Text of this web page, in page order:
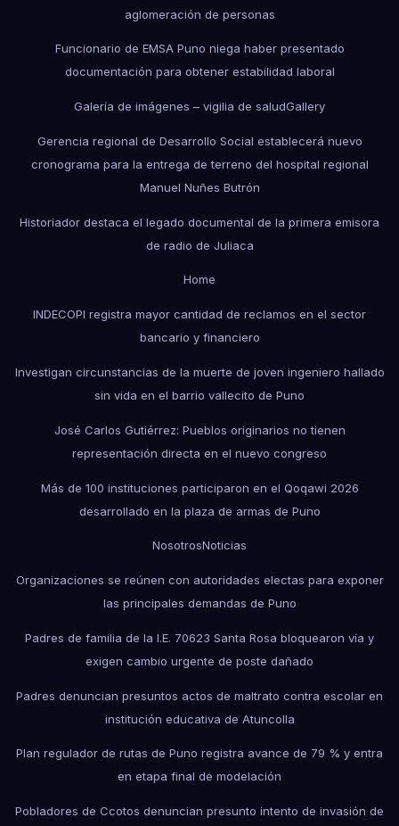
aglomeración de personas
Funcionario de EMSA Puno niega haber presentado
documentación para obtener estabilidad laboral
Galería de imágenes – vigilia de saludGallery
Gerencia regional de Desarrollo Social establecerá nuevo
cronograma para la entrega de terreno del hospital regional
Manuel Nuñes Butrón
Historiador destaca el legado documental de la primera emisora
de radio de Juliaca
Home
INDECOPI registra mayor cantidad de reclamos en el sector
bancario y financiero
Investigan circunstancias de la muerte de joven ingeniero hallado
sin vida en el barrio vallecito de Puno
José Carlos Gutiérrez: Pueblos originarios no tienen
representación directa en el nuevo congreso
Más de 100 instituciones participaron en el Qoqawi 2026
desarrollado en la plaza de armas de Puno
NosotrosNoticias
Organizaciones se reúnen con autoridades electas para exponer
las principales demandas de Puno
Padres de familia de la I.E. 70623 Santa Rosa bloquearon vía y
exigen cambio urgente de poste dañado
Padres denuncian presuntos actos de maltrato contra escolar en
institución educativa de Atuncolla
Plan regulador de rutas de Puno registra avance de 79 % y entra
en etapa final de modelación
Pobladores de Ccotos denuncian presunto intento de invasión de